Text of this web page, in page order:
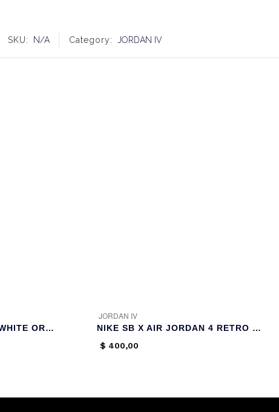
SKU: N/A Category: JORDAN IV
AIR JORDAN 4 RETRO ‘WHITE OREO’
JORDAN IV
NIKE SB X AIR JORDAN 4 RETRO SP ‘PINE GREEN’
$ 400,00